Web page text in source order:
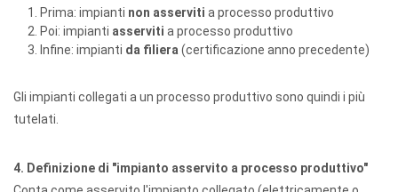
Prima: impianti non asserviti a processo produttivo
Poi: impianti asserviti a processo produttivo
Infine: impianti da filiera (certificazione anno precedente)
Gli impianti collegati a un processo produttivo sono quindi i più
tutelati.
4. Definizione di "impianto asservito a processo produttivo"